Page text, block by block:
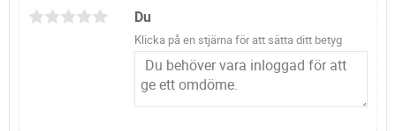
Du
Klicka på en stjärna för att sätta ditt betyg